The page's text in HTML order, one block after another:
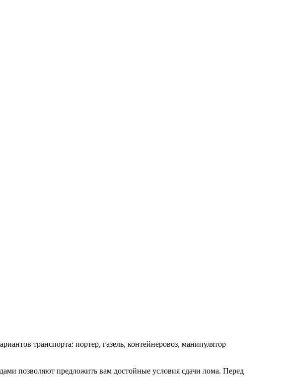
транспорта: портер, газель, контейнеровоз, манипулятор
позволяют предложить вам достойные условия сдачи лома. Перед